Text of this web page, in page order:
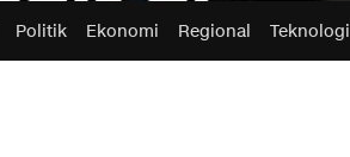
Politik Ekonomi Regional Teknologi